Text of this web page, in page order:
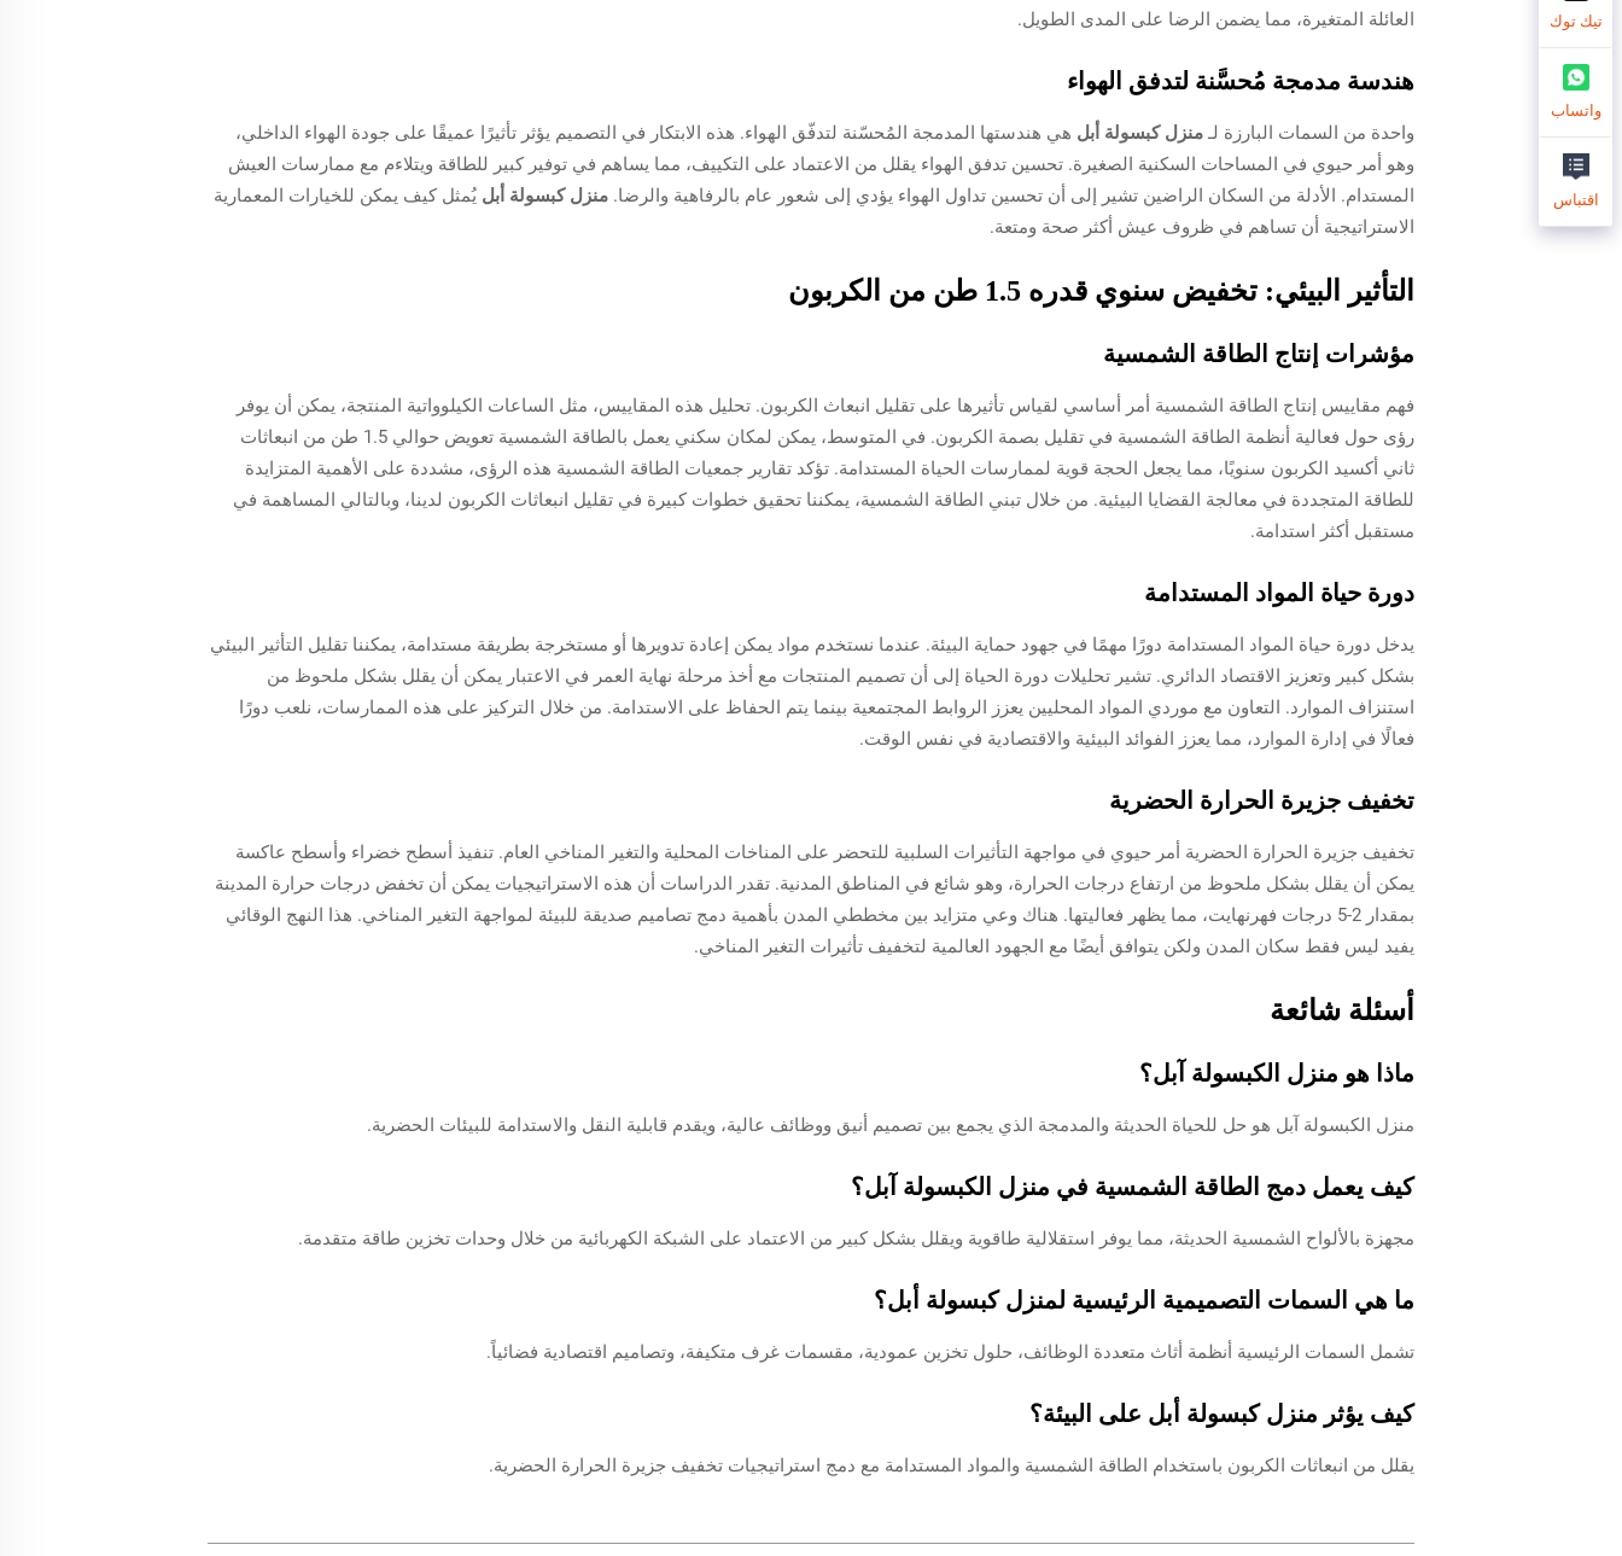
العائلة المتغيرة، مما يضمن الرضا على المدى الطويل.
هندسة مدمجة مُحسَّنة لتدفق الهواء
واحدة من السمات البارزة لـ منزل كبسولة أبل هي هندستها المدمجة المُحسّنة لتدفّق الهواء. هذه الابتكار في التصميم يؤثر تأثيرًا عميقًا على جودة الهواء الداخلي،
وهو أمر حيوي في المساحات السكنية الصغيرة. تحسين تدفق الهواء يقلل من الاعتماد على التكييف، مما يساهم في توفير كبير للطاقة ويتلاءم مع ممارسات العيش
المستدام. الأدلة من السكان الراضين تشير إلى أن تحسين تداول الهواء يؤدي إلى شعور عام بالرفاهية والرضا. منزل كبسولة أبل يُمثل كيف يمكن للخيارات المعمارية
الاستراتيجية أن تساهم في ظروف عيش أكثر صحة ومتعة.
التأثير البيئي: تخفيض سنوي قدره 1.5 طن من الكربون
مؤشرات إنتاج الطاقة الشمسية
فهم مقاييس إنتاج الطاقة الشمسية أمر أساسي لقياس تأثيرها على تقليل انبعاث الكربون. تحليل هذه المقاييس، مثل الساعات الكيلوواتية المنتجة، يمكن أن يوفر
رؤى حول فعالية أنظمة الطاقة الشمسية في تقليل بصمة الكربون. في المتوسط، يمكن لمكان سكني يعمل بالطاقة الشمسية تعويض حوالي 1.5 طن من انبعاثات
ثاني أكسيد الكربون سنويًا، مما يجعل الحجة قوية لممارسات الحياة المستدامة. تؤكد تقارير جمعيات الطاقة الشمسية هذه الرؤى، مشددة على الأهمية المتزايدة
للطاقة المتجددة في معالجة القضايا البيئية. من خلال تبني الطاقة الشمسية، يمكننا تحقيق خطوات كبيرة في تقليل انبعاثات الكربون لدينا، وبالتالي المساهمة في
مستقبل أكثر استدامة.
دورة حياة المواد المستدامة
يدخل دورة حياة المواد المستدامة دورًا مهمًا في جهود حماية البيئة. عندما نستخدم مواد يمكن إعادة تدويرها أو مستخرجة بطريقة مستدامة، يمكننا تقليل التأثير البيئي
بشكل كبير وتعزيز الاقتصاد الدائري. تشير تحليلات دورة الحياة إلى أن تصميم المنتجات مع أخذ مرحلة نهاية العمر في الاعتبار يمكن أن يقلل بشكل ملحوظ من
استنزاف الموارد. التعاون مع موردي المواد المحليين يعزز الروابط المجتمعية بينما يتم الحفاظ على الاستدامة. من خلال التركيز على هذه الممارسات، نلعب دورًا
فعالًا في إدارة الموارد، مما يعزز الفوائد البيئية والاقتصادية في نفس الوقت.
تخفيف جزيرة الحرارة الحضرية
تخفيف جزيرة الحرارة الحضرية أمر حيوي في مواجهة التأثيرات السلبية للتحضر على المناخات المحلية والتغير المناخي العام. تنفيذ أسطح خضراء وأسطح عاكسة
يمكن أن يقلل بشكل ملحوظ من ارتفاع درجات الحرارة، وهو شائع في المناطق المدنية. تقدر الدراسات أن هذه الاستراتيجيات يمكن أن تخفض درجات حرارة المدينة
بمقدار 2-5 درجات فهرنهايت، مما يظهر فعاليتها. هناك وعي متزايد بين مخططي المدن بأهمية دمج تصاميم صديقة للبيئة لمواجهة التغير المناخي. هذا النهج الوقائي
يفيد ليس فقط سكان المدن ولكن يتوافق أيضًا مع الجهود العالمية لتخفيف تأثيرات التغير المناخي.
أسئلة شائعة
ماذا هو منزل الكبسولة آبل؟
منزل الكبسولة آبل هو حل للحياة الحديثة والمدمجة الذي يجمع بين تصميم أنيق ووظائف عالية، ويقدم قابلية النقل والاستدامة للبيئات الحضرية.
كيف يعمل دمج الطاقة الشمسية في منزل الكبسولة آبل؟
مجهزة بالألواح الشمسية الحديثة، مما يوفر استقلالية طاقوية ويقلل بشكل كبير من الاعتماد على الشبكة الكهربائية من خلال وحدات تخزين طاقة متقدمة.
ما هي السمات التصميمية الرئيسية لمنزل كبسولة أبل؟
تشمل السمات الرئيسية أنظمة أثاث متعددة الوظائف، حلول تخزين عمودية، مقسمات غرف متكيفة، وتصاميم اقتصادية فضائياً.
كيف يؤثر منزل كبسولة أبل على البيئة؟
يقلل من انبعاثات الكربون باستخدام الطاقة الشمسية والمواد المستدامة مع دمج استراتيجيات تخفيف جزيرة الحرارة الحضرية.
تيك توك
واتساب
اقتباس